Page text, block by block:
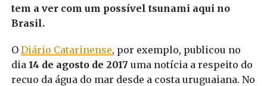
tem a ver com um possível tsunami aqui no
Brasil.
O Diário Catarinense, por exemplo, publicou no
dia 14 de agosto de 2017 uma notícia a respeito do
recuo da água do mar desde a costa uruguaiana. No